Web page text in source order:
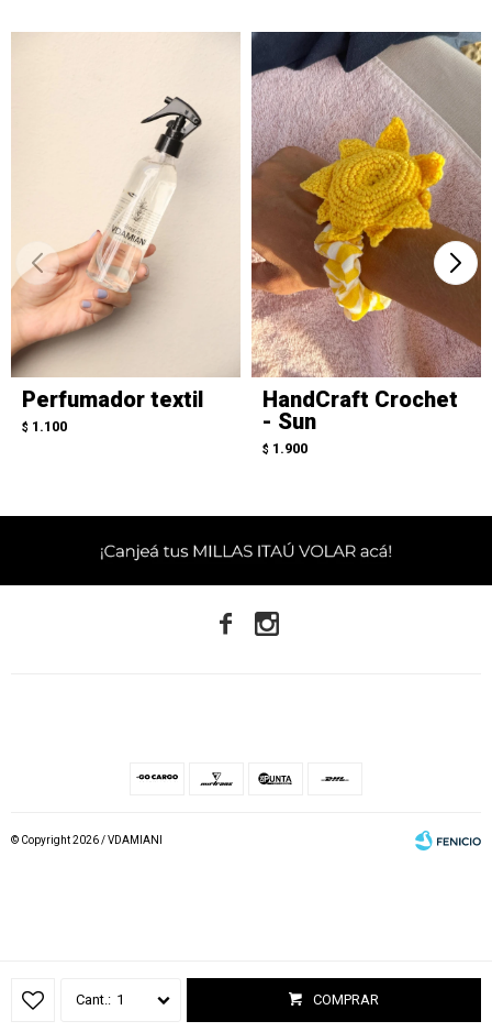
1 COMPRAR
Perfumador textil
$ 1.100
HandCraft Crochet
- Sun
$ 1.900
 
© Copyright 2026 / VDAMIANI